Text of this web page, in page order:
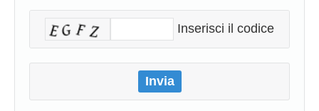
Inserisci il codice